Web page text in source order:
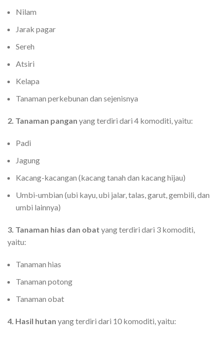
Nilam
Jarak pagar
Sereh
Atsiri
Kelapa
Tanaman perkebunan dan sejenisnya
2. Tanaman pangan yang terdiri dari 4 komoditi, yaitu:
Padi
Jagung
Kacang-kacangan (kacang tanah dan kacang hijau)
Umbi-umbian (ubi kayu, ubi jalar, talas, garut, gembili, dan
umbi lainnya)
3. Tanaman hias dan obat yang terdiri dari 3 komoditi,
yaitu:
Tanaman hias
Tanaman potong
Tanaman obat
4. Hasil hutan yang terdiri dari 10 komoditi, yaitu: